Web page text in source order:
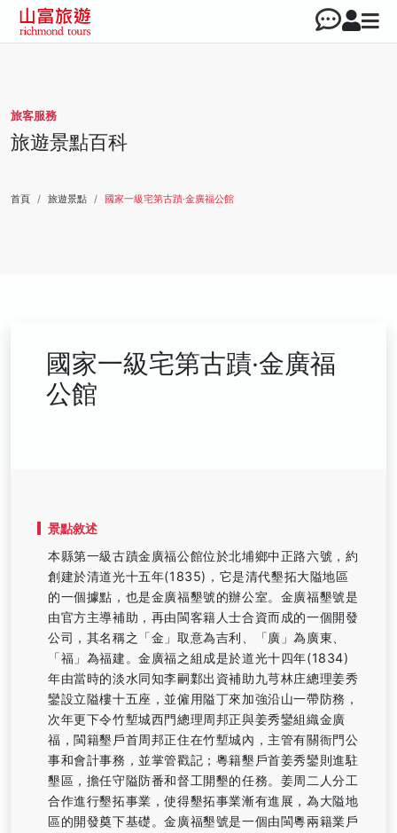
旅客服務
旅遊景點百科
首頁 旅遊景點 國家一級宅第古蹟‧金廣福公館
國家一級宅第古蹟‧金廣福
公館
景點敘述
本縣第一級古蹟金廣福公館位於北埔鄉中正路六號，約
創建於清道光十五年(1835)，它是清代墾拓大隘地區
的一個據點，也是金廣福墾號的辦公室。金廣福墾號是
由官方主導補助，再由閩客籍人士合資而成的一個開發
公司，其名稱之「金」取意為吉利、「廣」為廣東、
「福」為福建。金廣福之組成是於道光十四年(1834)
年由當時的淡水同知李嗣鄴出資補助九芎林庄總理姜秀
鑾設立隘樓十五座，並僱用隘丁來加強沿山一帶防務，
次年更下令竹塹城西門總理周邦正與姜秀鑾組織金廣
福，閩籍墾戶首周邦正住在竹塹城內，主管有關衙門公
事和會計事務，並掌管戳記；粵籍墾戶首姜秀鑾則進駐
墾區，擔任守隘防番和督工開墾的任務。姜周二人分工
合作進行墾拓事業，使得墾拓事業漸有進展，為大隘地
區的開發奠下基礎。金廣福墾號是一個由閩粵兩籍業戶